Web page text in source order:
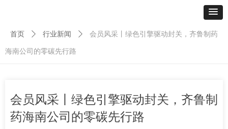
首页 ꄲ 行业新闻 ꄲ 会员风采丨绿色引擎驱动封关，齐鲁制药
海南公司的零碳先行路
会员风采丨绿色引擎驱动封关，齐鲁制
药海南公司的零碳先行路